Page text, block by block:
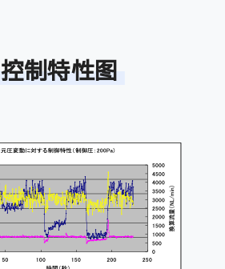
控制特性图